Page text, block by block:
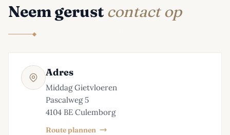
Neem gerust contact op
Adres
Middag Gietvloeren
Pascalweg 5
4104 BE Culemborg
Route plannen